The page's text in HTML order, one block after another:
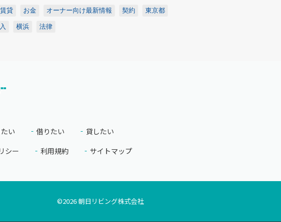
賃貸 お金 オーナー向け最新情報 契約 東京都
横浜 法律
い 借りたい
貸したい
シー 利用規約 サイトマップ
©2026朝日リビング株式会社